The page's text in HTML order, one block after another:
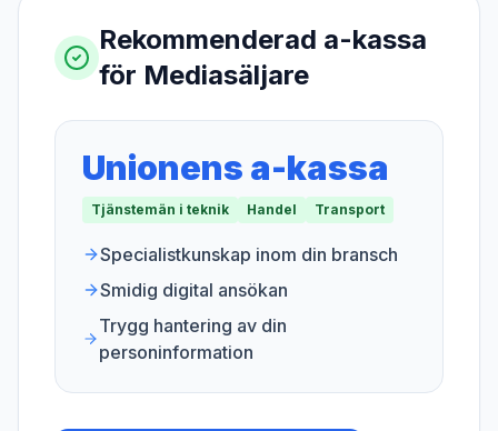
Rekommenderad a-kassa
för Mediasäljare
Unionens a-kassa
Tjänstemän i teknik Handel Transport
Specialistkunskap inom din bransch
Smidig digital ansökan
Trygg hantering av din
personinformation